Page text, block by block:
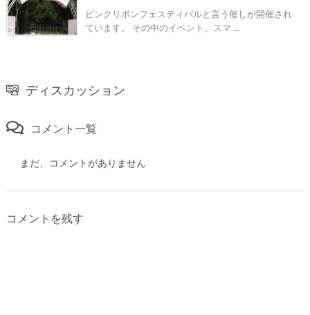
ピンクリボンフェスティバルと言う催しが開催され
ています。 その中のイベント、スマ ...
ディスカッション
コメント一覧
まだ、コメントがありません
コメントを残す